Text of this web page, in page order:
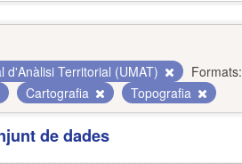
d'Anàlisi Territorial (UMAT) Formats:
Cartografia Topografia
de dades